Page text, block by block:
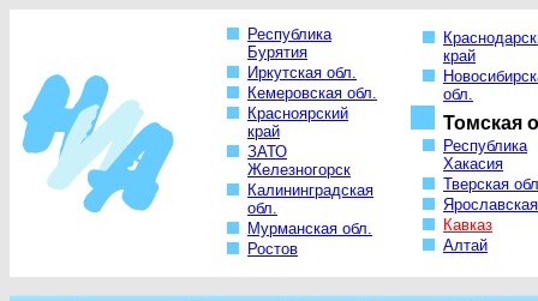
Республика
Бурятия
Иркутская обл.
Кемеровская обл.
Красноярский
край
ЗАТО
Железногорск
Калининградская
обл.
Мурманская обл.
Ростов
край
обл.
Томская
Республика
Хакасия
Тверская
Кавказ
Алтай